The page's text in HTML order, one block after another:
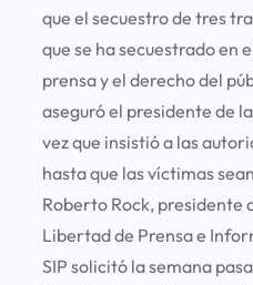
que el secuestro de tres
que se ha secuestrado en
prensa y el derecho del
aseguró el presidente de
vez que insistió a las
hasta que las víctimas
Roberto Rock, presidente
Libertad de Prensa e
SIP solicitó la semana